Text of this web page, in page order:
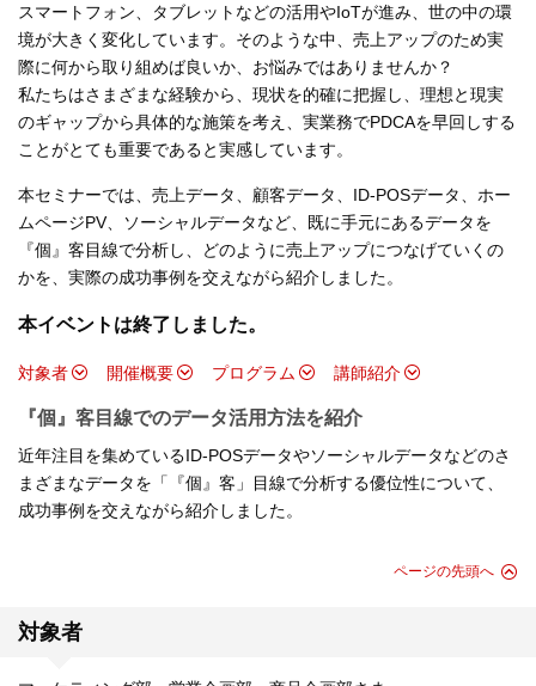
スマートフォン、タブレットなどの活用やIoTが進み、世の中の環
境が大きく変化しています。そのような中、売上アップのため実
際に何から取り組めば良いか、お悩みではありませんか？
私たちはさまざまな経験から、現状を的確に把握し、理想と現実
のギャップから具体的な施策を考え、実業務でPDCAを早回しする
ことがとても重要であると実感しています。
本セミナーでは、売上データ、顧客データ、ID-POSデータ、ホー
ムページPV、ソーシャルデータなど、既に手元にあるデータを
『個』客目線で分析し、どのように売上アップにつなげていくの
かを、実際の成功事例を交えながら紹介しました。
本イベントは終了しました。
対象者 開催概要 プログラム 講師紹介
『個』客目線でのデータ活用方法を紹介
近年注目を集めているID-POSデータやソーシャルデータなどのさ
まざまなデータを「『個』客」目線で分析する優位性について、
成功事例を交えながら紹介しました。
ページの先頭へ
対象者